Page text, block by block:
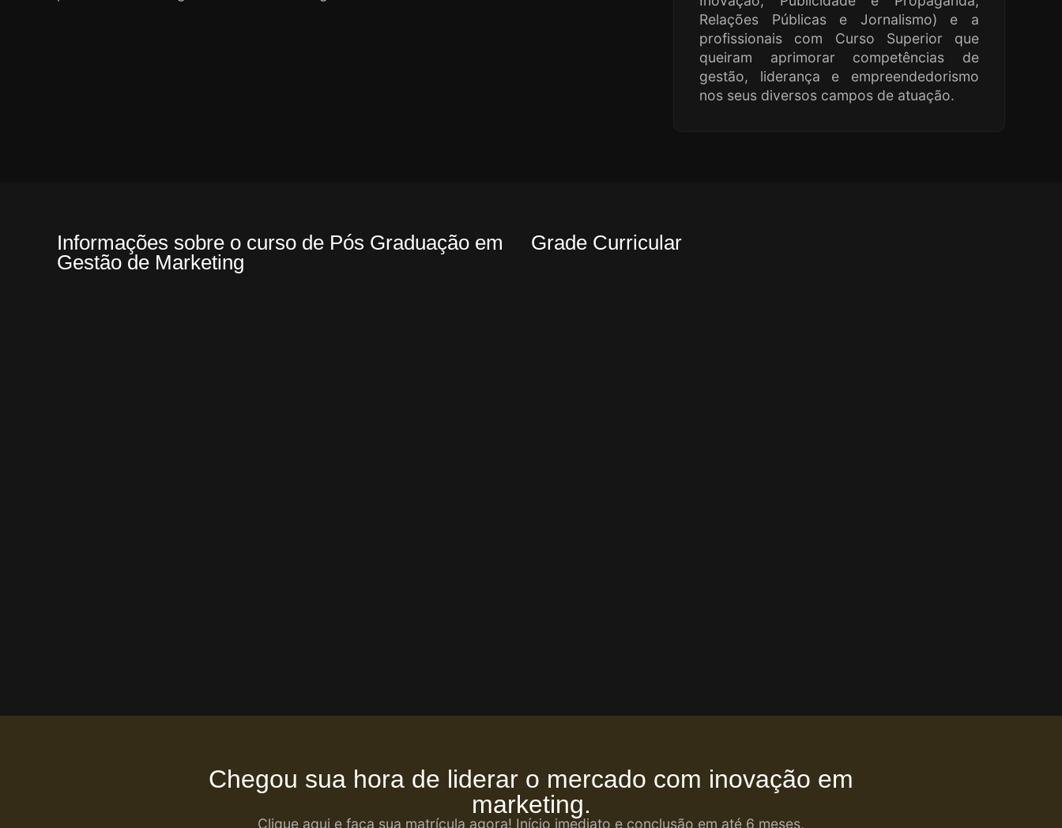
Relações Públicas e Jornalismo) e a
profissionais com Curso Superior que
queiram aprimorar competências de
gestão, liderança e empreendedorismo
nos seus diversos campos de atuação.
Informações sobre o curso de Pós Graduação em
Gestão de Marketing
Grade Curricular
Chegou sua hora de liderar o mercado com inovação em
marketing.
Clique aqui e faça sua matrícula agora! Início imediato e conclusão em até 6 meses,